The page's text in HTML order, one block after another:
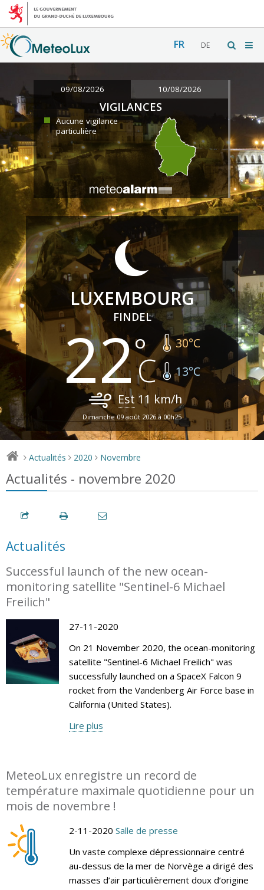
FR DE
09/08/2026 10/08/2026
VIGILANCES
Aucune vigilance
particulière
LUXEMBOURG
FINDEL
22 30°C
13°C
Est 11 km/h
Dimanche 09 août 2026 à 00h25
> Actualités > 2020 > Novembre
Actualités - novembre 2020
Actualités
Successful launch of the new ocean-
monitoring satellite "Sentinel-6 Michael
Freilich"
27-11-2020
On 21 November 2020, the ocean-monitoring
satellite "Sentinel-6 Michael Freilich" was
successfully launched on a SpaceX Falcon 9
rocket from the Vandenberg Air Force base in
California (United States).
Lire plus
MeteoLux enregistre un record de
température maximale quotidienne pour un
mois de novembre !
2-11-2020 Salle de presse
Un vaste complexe dépressionnaire centré
au-dessus de la mer de Norvège a dirigé des
masses d’air particulièrement doux d’origine